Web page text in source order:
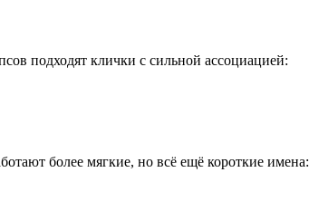
подходят клички с сильной ассоциацией:
более мягкие, но всё ещё короткие имена: